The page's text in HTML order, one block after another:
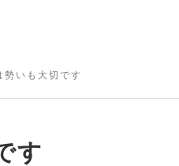
勢いも大切です
す